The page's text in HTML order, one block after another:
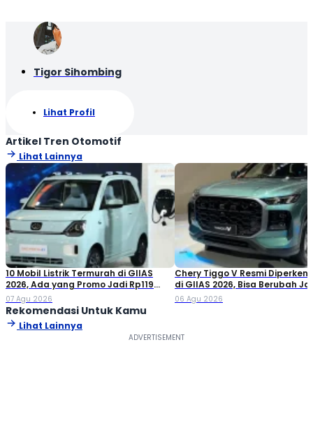
Tigor Sihombing
Lihat Profil
Artikel Tren Otomotif
Lihat Lainnya
10 Mobil Listrik Termurah di GIIAS
2026, Ada yang Promo Jadi Rp119
Jutaan!
07 Agu 2026
Chery Tiggo V Resmi
di GIIAS 2026, Bisa Berubah
Double Cabin
06 Agu 2026
Rekomendasi Untuk Kamu
Lihat Lainnya